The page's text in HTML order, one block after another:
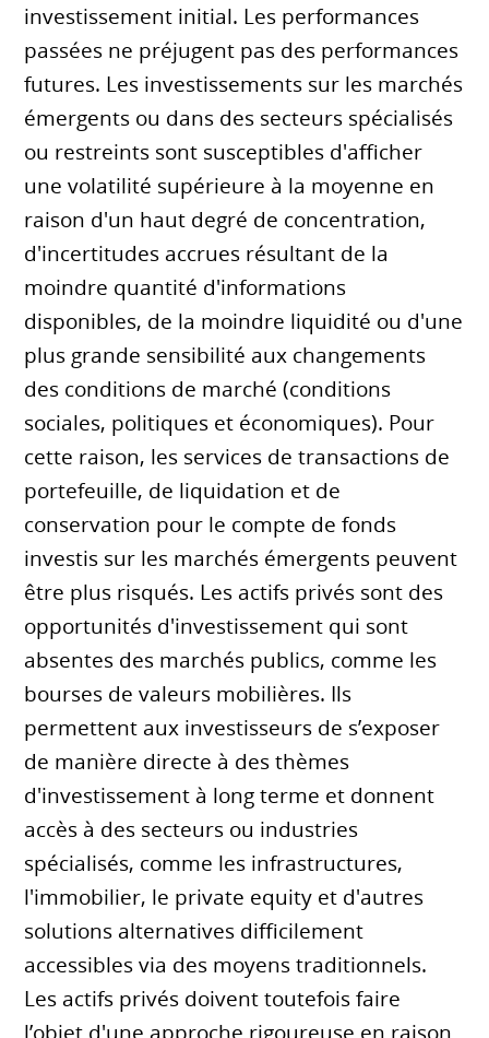
investissement initial. Les performances
passées ne préjugent pas des performances
futures. Les investissements sur les marchés
émergents ou dans des secteurs spécialisés
ou restreints sont susceptibles d'afficher
une volatilité supérieure à la moyenne en
raison d'un haut degré de concentration,
d'incertitudes accrues résultant de la
moindre quantité d'informations
disponibles, de la moindre liquidité ou d'une
plus grande sensibilité aux changements
des conditions de marché (conditions
sociales, politiques et économiques). Pour
cette raison, les services de transactions de
portefeuille, de liquidation et de
conservation pour le compte de fonds
investis sur les marchés émergents peuvent
être plus risqués. Les actifs privés sont des
opportunités d'investissement qui sont
absentes des marchés publics, comme les
bourses de valeurs mobilières. Ils
permettent aux investisseurs de s’exposer
de manière directe à des thèmes
d'investissement à long terme et donnent
accès à des secteurs ou industries
spécialisés, comme les infrastructures,
l'immobilier, le private equity et d'autres
solutions alternatives difficilement
accessibles via des moyens traditionnels.
Les actifs privés doivent toutefois faire